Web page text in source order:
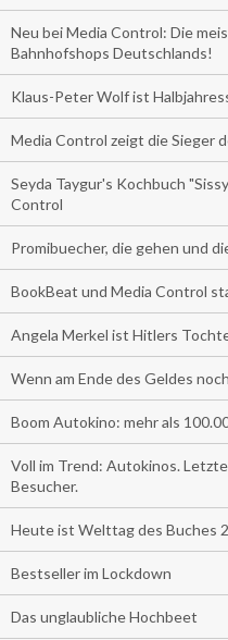
Neu bei Media Control: Die
Bahnhofshops Deutschlands!
Klaus-Peter Wolf ist
Media Control zeigt die Sieger
Seyda Taygur's Kochbuch
Control
Promibuecher, die gehen und
BookBeat und Media Control
Angela Merkel ist Hitlers
Wenn am Ende des Geldes
Boom Autokino: mehr als
Voll im Trend: Autokinos.
Besucher.
Heute ist Welttag des Buches
Bestseller im Lockdown
Das unglaubliche Hochbeet